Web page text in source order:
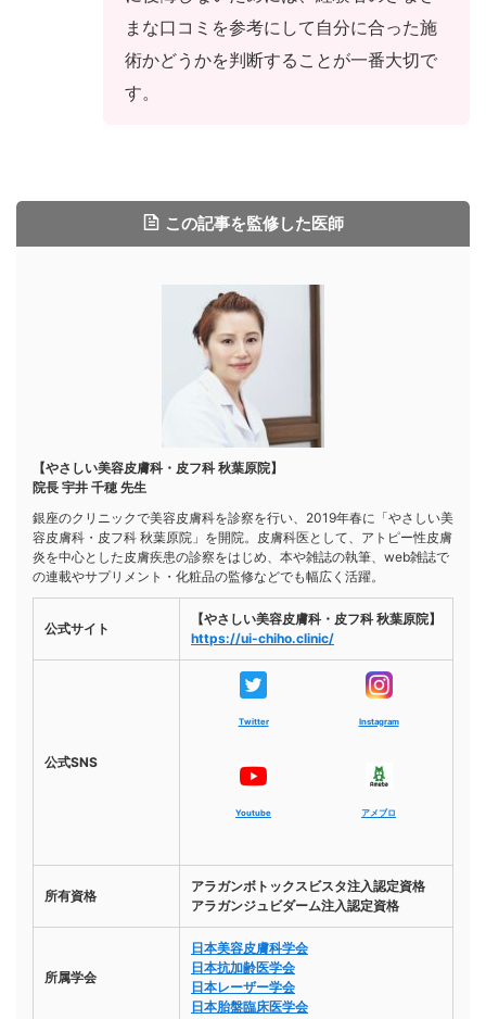
まな口コミを参考にして自分に合った施
術かどうかを判断することが一番大切で
す。
この記事を監修した医師
【やさしい美容皮膚科・皮フ科 秋葉原院】
院長 宇井 千穂 先生
銀座のクリニックで美容皮膚科を診察を行い、2019年春に「やさしい美
容皮膚科・皮フ科 秋葉原院」を開院。皮膚科医として、アトピー性皮膚
炎を中心とした皮膚疾患の診察をはじめ、本や雑誌の執筆、web雑誌で
の連載やサプリメント・化粧品の監修などでも幅広く活躍。
公式サイト
【やさしい美容皮膚科・皮フ科 秋葉原院】
https://ui-chiho.clinic/
公式SNS
Twitter Instagram
Youtube アメブロ
所有資格
アラガンボトックスビスタ注入認定資格
アラガンジュビダーム注入認定資格
所属学会
日本美容皮膚科学会
日本抗加齢医学会
日本レーザー学会
日本胎盤臨床医学会